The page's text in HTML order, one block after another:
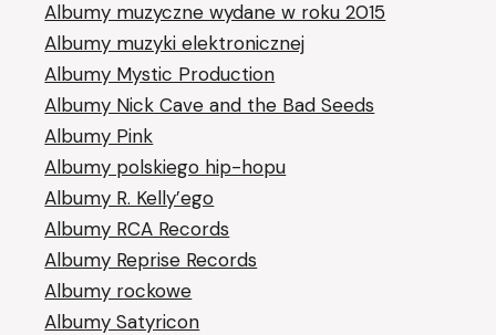
Albumy muzyczne wydane w roku 2015
Albumy muzyki elektronicznej
Albumy Mystic Production
Albumy Nick Cave and the Bad Seeds
Albumy Pink
Albumy polskiego hip-hopu
Albumy R. Kelly’ego
Albumy RCA Records
Albumy Reprise Records
Albumy rockowe
Albumy Satyricon